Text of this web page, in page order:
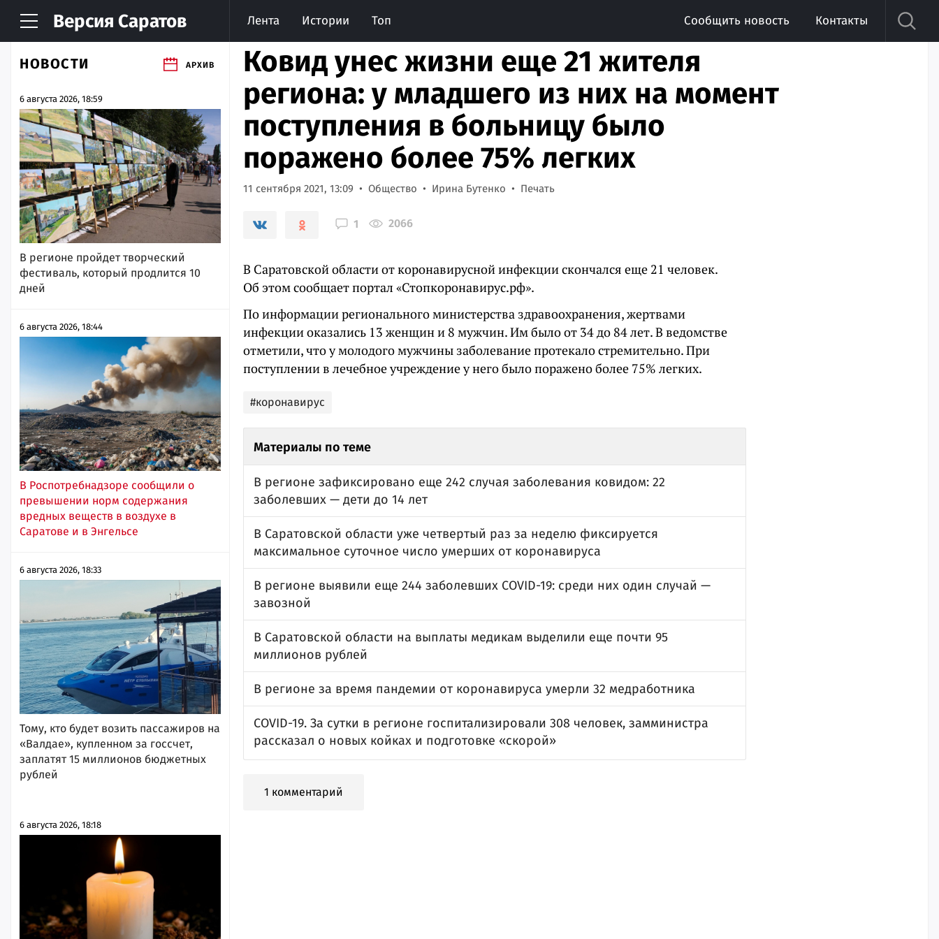
Версия Саратов Лента Истории Топ Сообщить новость Контакты
НОВОСТИ АРХИВ
6 августа 2026, 18:59
В регионе пройдет творческий
фестиваль, который продлится 10
дней
6 августа 2026, 18:44
В Роспотребнадзоре сообщили о
превышении норм содержания
вредных веществ в воздухе в
Саратове и в Энгельсе
6 августа 2026, 18:33
Тому, кто будет возить пассажиров на
«Валдае», купленном за госсчет,
заплатят 15 миллионов бюджетных
рублей
6 августа 2026, 18:18
Ковид унес жизни еще 21 жителя
региона: у младшего из них на момент
поступления в больницу было
поражено более 75% легких
11 сентября 2021, 13:09 Общество Ирина Бутенко Печать
1 2066
В Саратовской области от коронавирусной инфекции скончался еще 21 человек.
Об этом сообщает портал «Стопкоронавирус.рф».
По информации регионального министерства здравоохранения, жертвами
инфекции оказались 13 женщин и 8 мужчин. Им было от 34 до 84 лет. В ведомстве
отметили, что у молодого мужчины заболевание протекало стремительно. При
поступлении в лечебное учреждение у него было поражено более 75% легких.
#коронавирус
Материалы по теме
В регионе зафиксировано еще 242 случая заболевания ковидом: 22
заболевших — дети до 14 лет
В Саратовской области уже четвертый раз за неделю фиксируется
максимальное суточное число умерших от коронавируса
В регионе выявили еще 244 заболевших COVID-19: среди них один случай —
завозной
В Саратовской области на выплаты медикам выделили еще почти 95
миллионов рублей
В регионе за время пандемии от коронавируса умерли 32 медработника
COVID-19. За сутки в регионе госпитализировали 308 человек, замминистра
рассказал о новых койках и подготовке «скорой»
1 комментарий